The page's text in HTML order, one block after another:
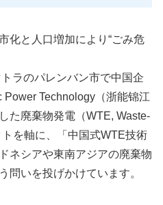
化と人口増加により“ごみ危
ラのパレンバン市で中国企
Technology（浙能锦江
た廃棄物発電（WTE, Waste-
を軸に、「中国式WTE技術
ネシアや東南アジアの廃棄物
問いを投げかけています。